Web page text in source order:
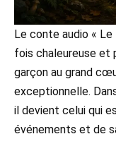
Le conte audio «
fois chaleureuse et
garçon au grand
exceptionnelle.
il devient celui qui
événements et de